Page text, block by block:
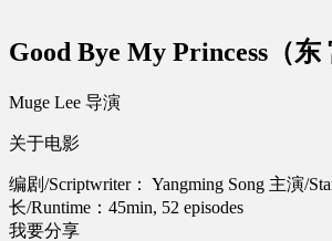
Good Bye My Princess（东
Muge Lee 导演
关于电影
编剧/Scriptwriter： Yangming Song 主演/
长/Runtime：45min, 52 episodes
我要分享